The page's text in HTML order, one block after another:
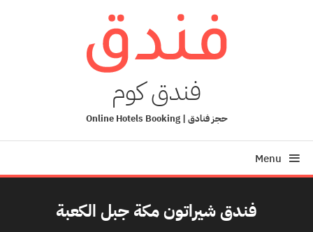
فندق كوم
حجز فنادق | Online Hotels Booking
Menu
فندق شيراتون مكة جبل الكعبة